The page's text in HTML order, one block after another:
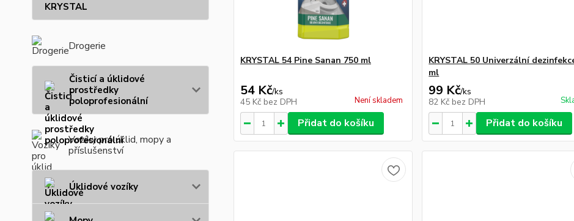
KRYSTAL
Drogerie
Čisticí a úklidové
prostředky
poloprofesionální
Vozíky pro úklid, mopy a
příslušenství
Úklidové vozíky
KRYSTAL 54 Pine Sanan 750 ml
54 Kč/ks
45 Kč bez DPH Není skladem
Přidat do košíku
KRYSTAL 50 Univerzální
ml
99 Kč/ks
82 Kč bez DPH
Přidat do košíku